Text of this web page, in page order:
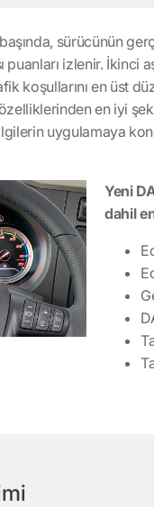
sürücünün
puanları izlenir.
koşullarını en üst
en iyi
uygulamaya
Yeni
dahil